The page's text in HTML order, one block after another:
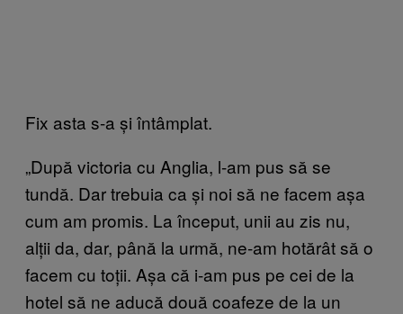
Fix asta s-a și întâmplat.
„După victoria cu Anglia, l-am pus să se
tundă. Dar trebuia ca și noi să ne facem așa
cum am promis. La început, unii au zis nu,
alții da, dar, până la urmă, ne-am hotărât să o
facem cu toții. Așa că i-am pus pe cei de la
hotel să ne aducă două coafeze de la un